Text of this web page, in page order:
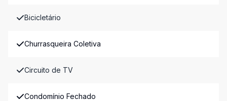
Bicicletário
Churrasqueira Coletiva
Circuito de TV
Condomínio Fechado